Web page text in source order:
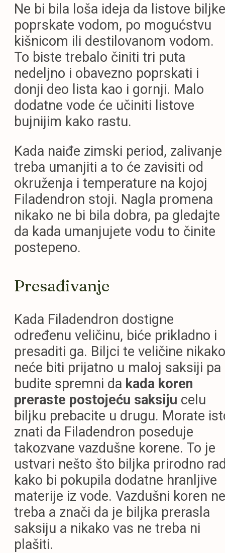
Ne bi bila loša ideja da listove biljke
poprskate vodom, po mogućstvu
kišnicom ili destilovanom vodom.
To biste trebalo činiti tri puta
nedeljno i obavezno poprskati i
donji deo lista kao i gornji. Malo
dodatne vode će učiniti listove
bujnijim kako rastu.
Kada naiđe zimski period, zalivanje
treba umanjiti a to će zavisiti od
okruženja i temperature na kojoj
Filadendron stoji. Nagla promena
nikako ne bi bila dobra, pa gledajte
da kada umanjujete vodu to činite
postepeno.
Presađivanje
Kada Filadendron dostigne
određenu veličinu, biće prikladno i
presaditi ga. Biljci te veličine nikako
neće biti prijatno u maloj saksiji pa
budite spremni da kada koren
preraste postojeću saksiju celu
biljku prebacite u drugu. Morate
znati da Filadendron poseduje
takozvane vazdušne korene. To je
ustvari nešto što biljka prirodno
kako bi pokupila dodatne hranljive
materije iz vode. Vazdušni koren ne
treba a znači da je biljka prerasla
saksiju a nikako vas ne treba ni
plašiti.